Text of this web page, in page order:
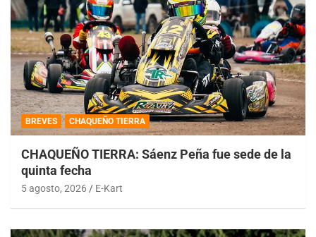
BREVES CHAQUEÑO TIERRA
CHAQUEÑO TIERRA: Sáenz Peña fue sede de la
quinta fecha
5 agosto, 2026 E-Kart